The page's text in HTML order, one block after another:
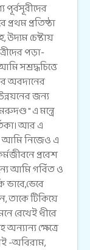
প্রথম প্রতিষ্ঠা
চেষ্টায়
পড়া-
সশ্রদ্ধচিত্তে
অবদানের
জন্য
" এ মন্ত্রে
আর এ
নিজেও এ
প্রবেশ
আমি গর্বিত ও
তাকে টিকিয়ে
রেখেই ধীরে
ক্ষেত্রে
-অবিরাম,